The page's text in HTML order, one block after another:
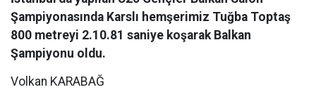
Şampiyonasında Karslı hemşerimiz Tuğba Toptaş
800 metreyi 2.10.81 saniye koşarak Balkan
Şampiyonu oldu.
Volkan KARABAĞ